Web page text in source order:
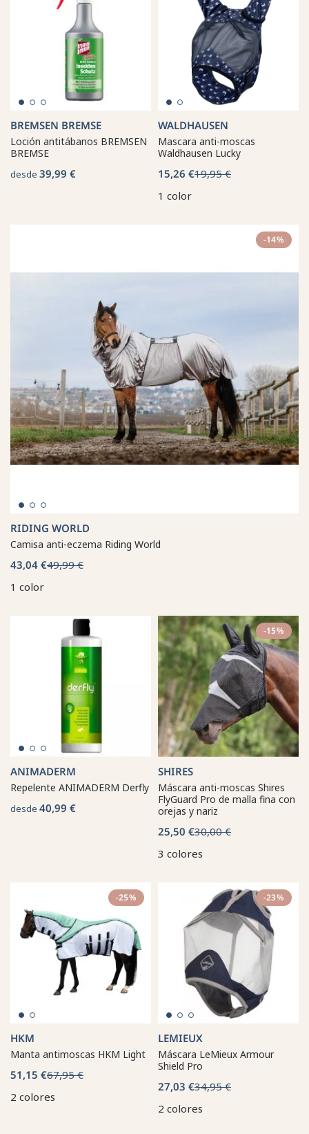
BREMSEN BREMSE
Loción antitábanos BREMSEN
BREMSE
desde 39,99 €
WALDHAUSEN
Mascara anti-moscas
Waldhausen Lucky
15,26 €19,95 €
1 color
-14%
RIDING WORLD
Camisa anti-eczema Riding World
43,04 €49,99 €
1 color
ANIMADERM
Repelente ANIMADERM Derfly
desde 40,99 €
-15%
SHIRES
Máscara anti-moscas Shires
FlyGuard Pro de malla fina con
orejas y nariz
25,50 €30,00 €
3 colores
-25%
HKM
Manta antimoscas HKM Light
51,15 €67,95 €
2 colores
-23%
LEMIEUX
Máscara LeMieux Armour
Shield Pro
27,03 €34,95 €
2 colores